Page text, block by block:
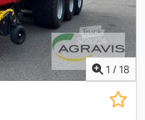
1 / 18